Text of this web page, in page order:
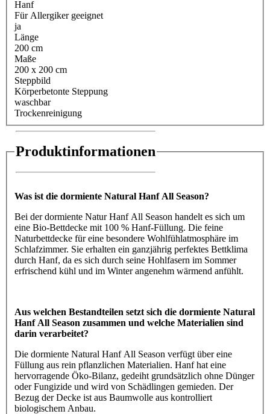
Hanf
Für Allergiker geeignet
ja
Länge
200 cm
Maße
200 x 200 cm
Steppbild
Körperbetonte Steppung
waschbar
Trockenreinigung
Produktinformationen
Was ist die dormiente Natural Hanf All Season?
Bei der dormiente Natur Hanf All Season handelt es sich um
eine Bio-Bettdecke mit 100 % Hanf-Füllung. Die feine
Naturbettdecke für eine besondere Wohlfühlatmosphäre im
Schlafzimmer. Sie erhalten ein ganzjährig perfektes Bettklima
durch Hanf, da es sich durch seine Hohlfasern im Sommer
erfrischend kühl und im Winter angenehm wärmend anfühlt.
Aus welchen Bestandteilen setzt sich die dormiente Natural
Hanf All Season zusammen und welche Materialien sind
darin verarbeitet?
Die dormiente Natural Hanf All Season verfügt über eine
Füllung aus rein pflanzlichen Materialien. Hanf hat eine
hervorragende Öko-Bilanz, gedeiht grundsätzlich ohne Dünger
oder Fungizide und wird von Schädlingen gemieden. Der
Bezug der Decke ist aus Baumwolle aus kontrolliert
biologischem Anbau.